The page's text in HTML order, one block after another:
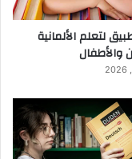
لتعلم الألمانية
والأطفال